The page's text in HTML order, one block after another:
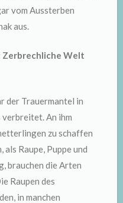
vom Aussterben
aus.
Zerbrechliche Welt
der Trauermantel in
An ihm
zu schaffen
als Raupe, Puppe und
brauchen die Arten
Raupen des
in manchen